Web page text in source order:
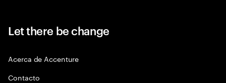
Let there be change
Acerca de Accenture
Contacto